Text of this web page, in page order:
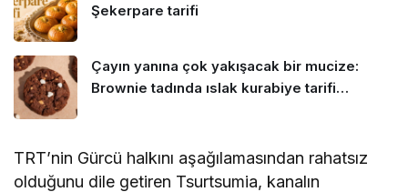
Şekerpare tarifi
Çayın yanına çok yakışacak bir mucize:
Brownie tadında ıslak kurabiye tarifi…
TRT’nin Gürcü halkını aşağılamasından rahatsız
olduğunu dile getiren Tsurtsumia, kanalın